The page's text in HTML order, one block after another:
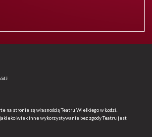
na stronie są własnością Teatru Wielkiego w Łodzi.
inne wykorzystywanie bez zgody Teatru jest